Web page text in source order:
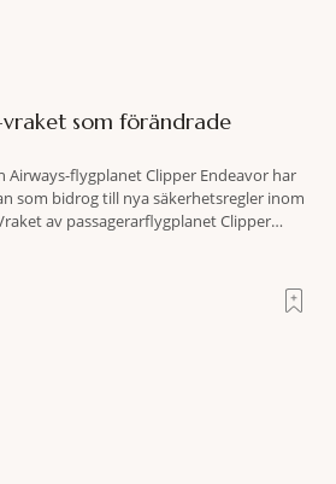
som förändrade
Airways-flygplanet Clipper Endeavor har
som bidrog till nya säkerhetsregler inom
av passagerarflygplanet Clipper
med hjälp